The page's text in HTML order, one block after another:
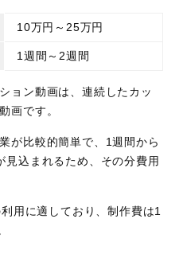
10万円～25万円
1週間～2週間
ョン動画は、連続したカッ
画です。
が比較的簡単で、1週間から
見込まれるため、その分費用
用に適しており、制作費は1